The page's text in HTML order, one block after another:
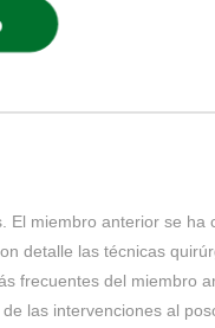
El miembro anterior se ha
detalle las técnicas
frecuentes del miembro
las intervenciones al